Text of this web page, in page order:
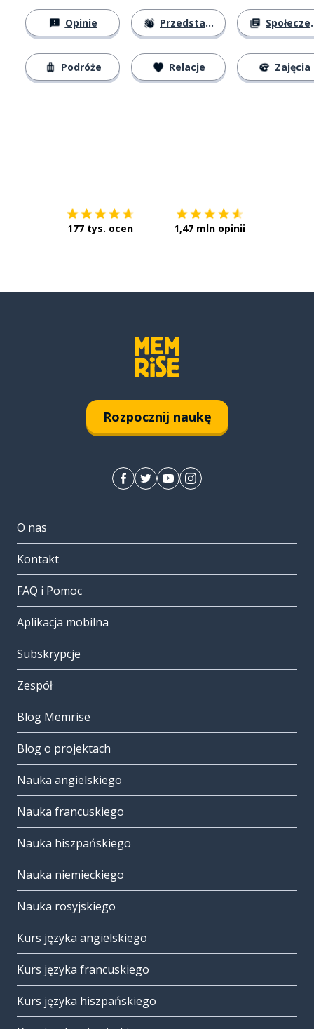
Opinie
Podróże
Przedstawianie się
Relacje
Społeczeństwo
Zajęcia
177 tys. ocen 1,47 mln opinii
Rozpocznij naukę
O nas
Kontakt
FAQ i Pomoc
Aplikacja mobilna
Subskrypcje
Zespół
Blog Memrise
Blog o projektach
Nauka angielskiego
Nauka francuskiego
Nauka hiszpańskiego
Nauka niemieckiego
Nauka rosyjskiego
Kurs języka angielskiego
Kurs języka francuskiego
Kurs języka hiszpańskiego